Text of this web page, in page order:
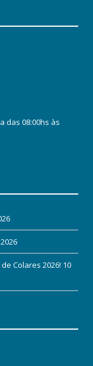
das 08:00hs às
Colares 2026! 10